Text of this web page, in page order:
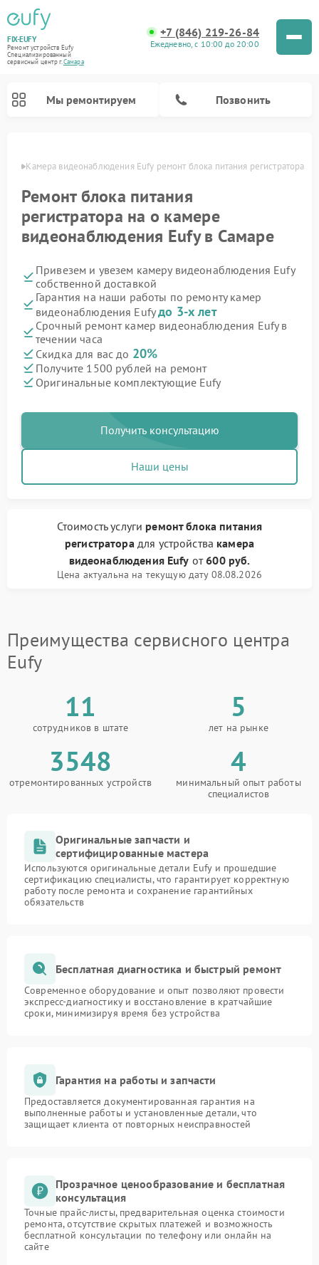
FIX-EUFY
Ремонт устройств Eufy
Специализированный
cервисный центр г.Самара
+7 (846) 219-26-84
Ежедневно, с 10:00 до 20:00
Мы ремонтируем Позвонить
Камера видеонаблюдения Eufy ремонт блока питания регистратора
Ремонт блока питания
регистратора на о камере
видеонаблюдения Eufy в Самаре
Привезем и увезем камеру видеонаблюдения Eufy
собственной доставкой
Гарантия на наши работы по ремонту камер
видеонаблюдения Eufyдо 3-х лет
Срочный ремонт камер видеонаблюдения Eufy в
течении часа
Скидка для вас до 20%
Получите 1500 рублей на ремонт
Оригинальные комплектующие Eufy
Получить консультацию
Наши цены
Стоимость услуги ремонт блока питания
регистраторадля устройства камера
видеонаблюдения Eufy от600 руб.
Цена актуальна на текущую дату 08.08.2026
Преимущества сервисного центра
Eufy
11
сотрудников в штате
5
лет на рынке
3548
отремонтированных устройств
4
минимальный опыт работы
специалистов
Оригинальные запчасти и
сертифицированные мастера
Используются оригинальные детали Eufy и прошедшие
сертификацию специалисты, что гарантирует корректную
работу после ремонта и сохранение гарантийных
обязательств
Бесплатная диагностика и быстрый ремонт
Современное оборудование и опыт позволяют провести
экспресс-диагностику и восстановление в кратчайшие
сроки, минимизируя время без устройства
Гарантия на работы и запчасти
Предоставляется документированная гарантия на
выполненные работы и установленные детали, что
защищает клиента от повторных неисправностей
Прозрачное ценообразование и бесплатная
консультация
Точные прайс-листы, предварительная оценка стоимости
ремонта, отсутствие скрытых платежей и возможность
бесплатной консультации по телефону или онлайн на
сайте